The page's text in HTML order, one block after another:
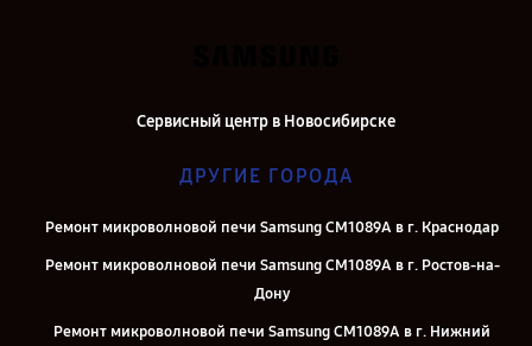
Сервисный центр в Новосибирске
ДРУГИЕ ГОРОДА
Ремонт микроволновой печи Samsung CM1089A в г. Краснодар
Ремонт микроволновой печи Samsung CM1089A в г. Ростов-на-
Дону
Ремонт микроволновой печи Samsung CM1089A в г. Нижний